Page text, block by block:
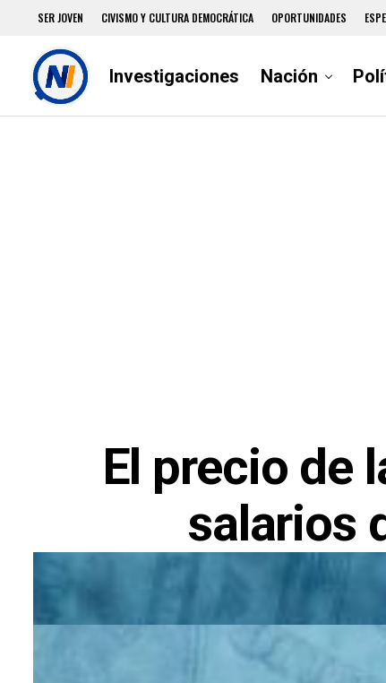
SER JOVEN CIVISMO Y CULTURA DEMOCRÁTICA OPORTUNIDADES
Investigaciones Nación
El precio de
salarios